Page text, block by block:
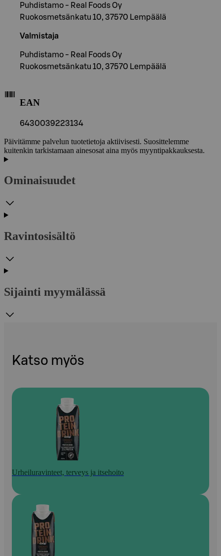
Puhdistamo - Real Foods Oy
Ruokosmetsänkatu 10, 37570 Lempäälä
Valmistaja
Puhdistamo - Real Foods Oy
Ruokosmetsänkatu 10, 37570 Lempäälä
EAN
6430039223134
Päivitämme palvelun tuotetietoja aktiivisesti. Suosittelemme
kuitenkin tarkistamaan ainesosat aina myös myyntipakkauksesta.
Ominaisuudet
Ravintosisältö
Sijainti myymälässä
Katso myös
Urheiluravinteet, terveys ja itsehoito